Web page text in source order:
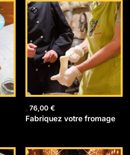
76,00 €
Fabriquez votre fromage